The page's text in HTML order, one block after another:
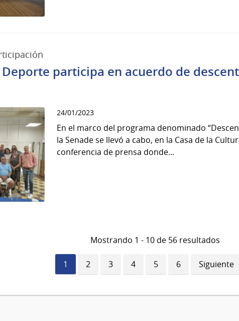
participa en acuerdo de
24/01/2023
En el marco del programa denominado
la Senade se llevó a cabo, en la Casa de la
conferencia de prensa donde...
Mostrando 1 - 10 de 56 resultados
Página
actual
1 Página
2 Página
3 Página
4 Página
5 Página
6
Siguiente
página
Siguiente